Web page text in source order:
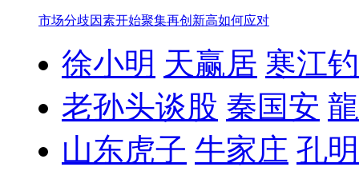
市场分歧因素开始聚集再创新高如何应对
徐小明 天赢居 寒江
老孙头谈股 秦国安
山东虎子 牛家庄 孔